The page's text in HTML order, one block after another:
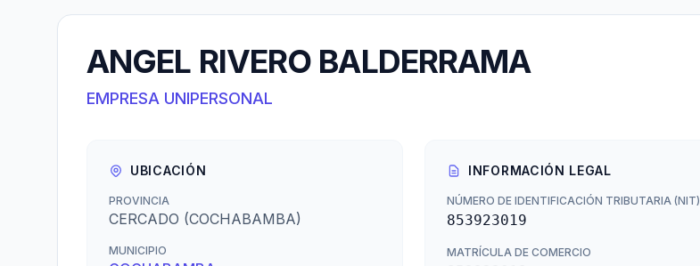
ANGEL RIVERO BALDERRAMA
EMPRESA UNIPERSONAL
UBICACIÓN
PROVINCIA
CERCADO (COCHABAMBA)
MUNICIPIO
INFORMACIÓN LEGAL
NÚMERO DE IDENTIFICACIÓN TRIBUTARIA (NIT)
853923019
MATRÍCULA DE COMERCIO